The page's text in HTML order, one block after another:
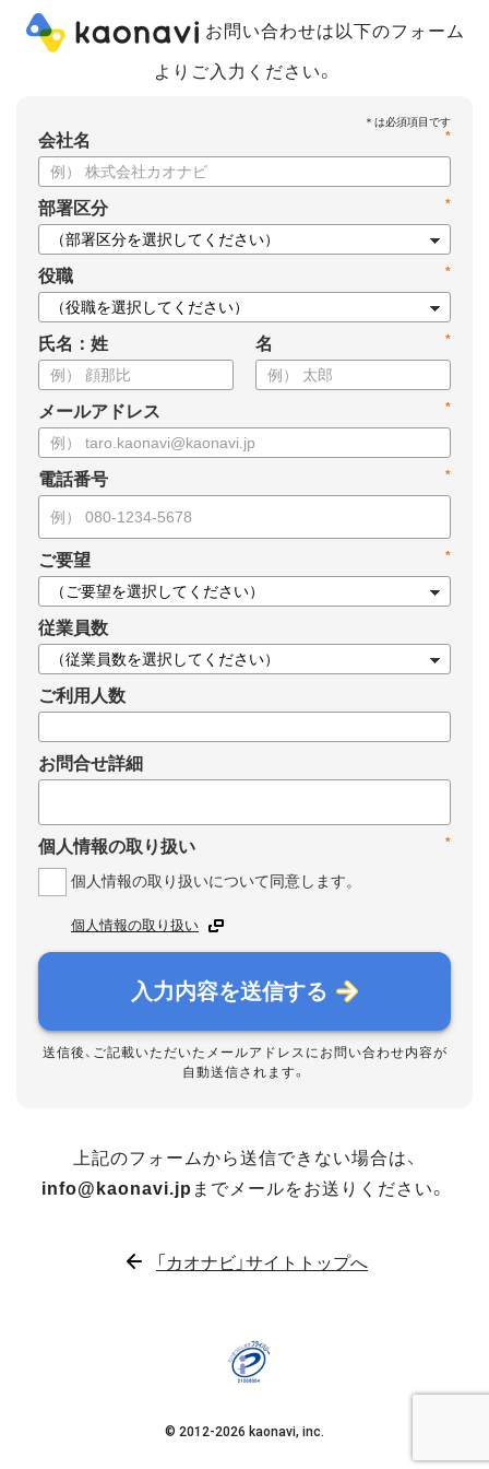
お問い合わせは以下のフォーム
よりご入力ください。
*
会社名
*
部署区分
*
役職
氏名：姓 *
名
*
メールアドレス
*
電話番号
*
ご要望
従業員数
ご利用人数
お問合せ詳細
*
個人情報の取り扱い
個人情報の取り扱いについて同意します。
個人情報の取り扱い
入力内容を送信する
送信後、ご記載いただいたメールアドレスにお問い合わせ内容が
自動送信されます。
上記のフォームから送信できない場合は、
info@kaonavi.jp までメールをお送りください。
「カオナビ」サイトトップへ
© 2012-2026 kaonavi, inc.